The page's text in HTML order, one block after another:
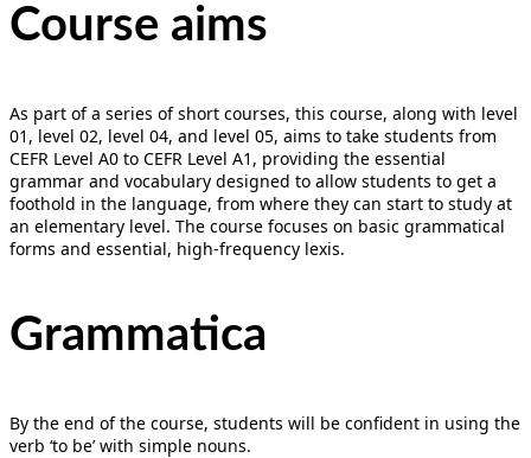
Course aims
As part of a series of short courses, this course, along with level
01, level 02, level 04, and level 05, aims to take students from
CEFR Level A0 to CEFR Level A1, providing the essential
grammar and vocabulary designed to allow students to get a
foothold in the language, from where they can start to study at
an elementary level. The course focuses on basic grammatical
forms and essential, high-frequency lexis.
Grammatica
By the end of the course, students will be confident in using the
verb ‘to be’ with simple nouns.